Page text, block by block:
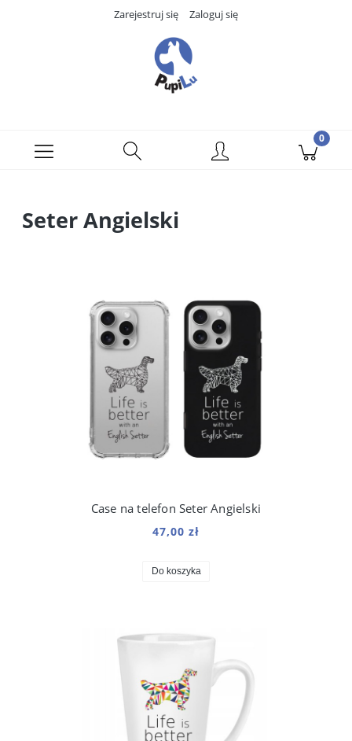
Zarejestruj się Zaloguj się
Seter Angielski
Case na telefon Seter Angielski
47,00 zł
Do koszyka